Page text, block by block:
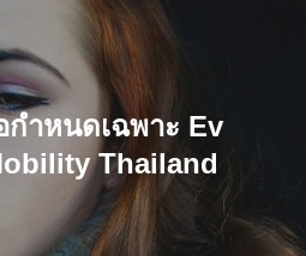
ำหนดเฉพาะ Ev
Thailand